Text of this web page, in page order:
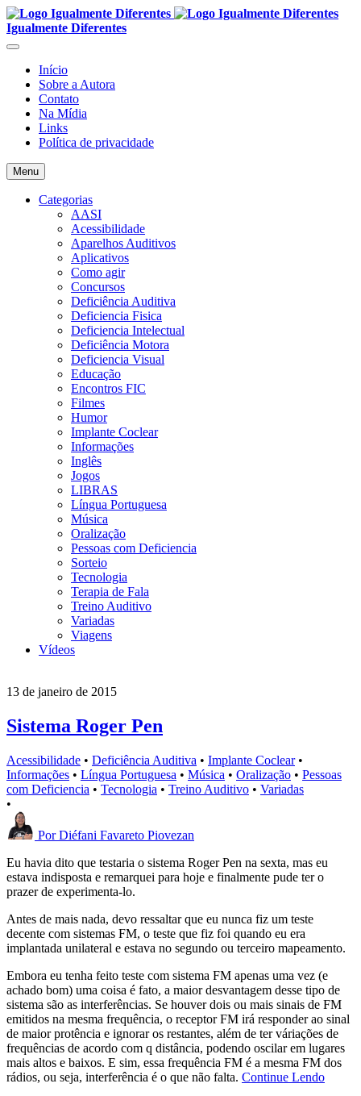
Igualmente Diferentes
Início
Sobre a Autora
Contato
Na Mídia
Links
Política de privacidade
Menu
Categorias
AASI
Acessibilidade
Aparelhos Auditivos
Aplicativos
Como agir
Concursos
Deficiência Auditiva
Deficiencia Fisica
Deficiencia Intelectual
Deficiência Motora
Deficiencia Visual
Educação
Encontros FIC
Filmes
Humor
Implante Coclear
Informações
Inglês
Jogos
LIBRAS
Língua Portuguesa
Música
Oralização
Pessoas com Deficiencia
Sorteio
Tecnologia
Terapia de Fala
Treino Auditivo
Variadas
Viagens
Vídeos
13 de janeiro de 2015
Sistema Roger Pen
Acessibilidade • Deficiência Auditiva • Implante Coclear •
Informações • Língua Portuguesa • Música • Oralização • Pessoas
com Deficiencia • Tecnologia • Treino Auditivo • Variadas
•
Por Diéfani Favareto Piovezan
Eu havia dito que testaria o sistema Roger Pen na sexta, mas eu
estava indisposta e remarquei para hoje e finalmente pude ter o
prazer de experimenta-lo.
Antes de mais nada, devo ressaltar que eu nunca fiz um teste
decente com sistemas FM, o teste que fiz foi quando eu era
implantada unilateral e estava no segundo ou terceiro mapeamento.
Embora eu tenha feito teste com sistema FM apenas uma vez (e
achado bom) uma coisa é fato, a maior desvantagem desse tipo de
sistema são as interferências. Se houver dois ou mais sinais de FM
emitidos na mesma frequência, o receptor FM irá responder ao sinal
de maior protência e ignorar os restantes, além de ter váriações de
frequências de acordo com q distância, podendo oscilar em lugares
mais altos e baixos. E sim, essa frequência FM é a mesma FM dos
rádios, ou seja, interferência é o que não falta. Continue Lendo